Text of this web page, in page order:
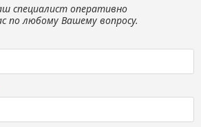
специалист оперативно
по любому Вашему вопросу.